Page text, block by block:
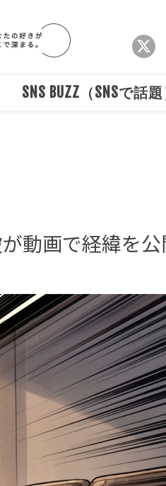
SNS BUZZ（SNSで話題
動画で経緯を公